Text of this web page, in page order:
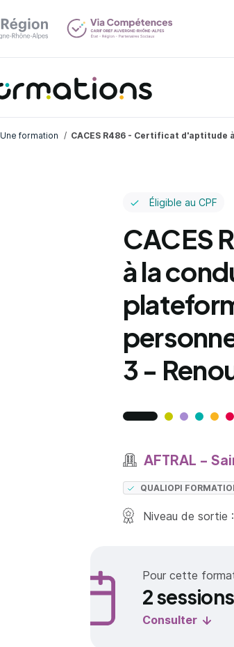
Une formation CACES R486 - Certificat d'aptitude
Éligible au CPF
CACES
à la
3 -
AFTRAL -
QUALIOPI
Niveau de sortie
Pour cette
2
Consulter